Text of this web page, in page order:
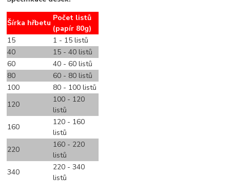
Šírka hřbetu
Počet listů
(papír 80g)
15
1 - 15 listů
40
15 - 40 listů
60
40 - 60 listů
80
60 - 80 listů
100
80 - 100 listů
120
100 - 120
listů
160
120 - 160
listů
220
160 - 220
listů
340
220 - 340
listů